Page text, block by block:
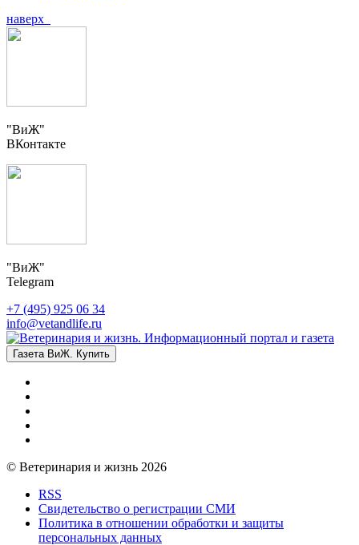
наверх
"ВиЖ"
ВКонтакте
"ВиЖ"
Telegram
+7 (495) 925 06 34
info@vetandlife.ru
Газета ВиЖ. Купить
© Ветеринария и жизнь 2026
RSS
Свидетельство о регистрации СМИ
Политика в отношении обработки и защиты
персональных данных